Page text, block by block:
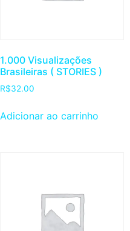
1.000 Visualizações
Brasileiras ( STORIES )
R$32.00
Adicionar ao carrinho